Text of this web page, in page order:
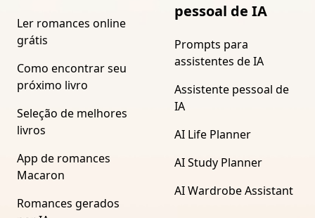
Ler romances online
grátis
Como encontrar seu
próximo livro
Seleção de melhores
livros
App de romances
Macaron
Romances gerados
pessoal de IA
Prompts para
assistentes de IA
Assistente pessoal de
IA
AI Life Planner
AI Study Planner
AI Wardrobe Assistant